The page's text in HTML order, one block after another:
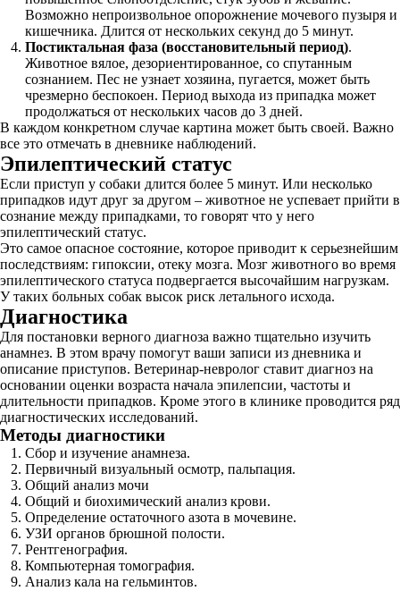
Возможно непроизвольное опорожнение мочевого пузыря и
кишечника. Длится от нескольких секунд до 5 минут.
Постиктальная фаза (восстановительный период).
Животное вялое, дезориентированное, со спутанным
сознанием. Пес не узнает хозяина, пугается, может быть
чрезмерно беспокоен. Период выхода из припадка может
продолжаться от нескольких часов до 3 дней.
В каждом конкретном случае картина может быть своей. Важно
все это отмечать в дневнике наблюдений.
Эпилептический статус
Если приступ у собаки длится более 5 минут. Или несколько
припадков идут друг за другом – животное не успевает прийти в
сознание между припадками, то говорят что у него
эпилептический статус.
Это самое опасное состояние, которое приводит к серьезнейшим
последствиям: гипоксии, отеку мозга. Мозг животного во время
эпилептического статуса подвергается высочайшим нагрузкам.
У таких больных собак высок риск летального исхода.
Диагностика
Для постановки верного диагноза важно тщательно изучить
анамнез. В этом врачу помогут ваши записи из дневника и
описание приступов. Ветеринар-невролог ставит диагноз на
основании оценки возраста начала эпилепсии, частоты и
длительности припадков. Кроме этого в клинике проводится ряд
диагностических исследований.
Методы диагностики
Сбор и изучение анамнеза.
Первичный визуальный осмотр, пальпация.
Общий анализ мочи
Общий и биохимический анализ крови.
Определение остаточного азота в мочевине.
УЗИ органов брюшной полости.
Рентгенография.
Компьютерная томография.
Анализ кала на гельминтов.